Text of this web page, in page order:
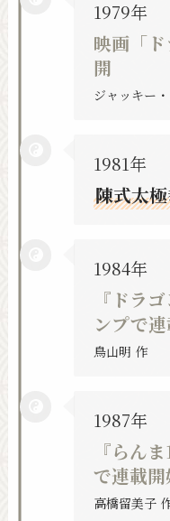
1979年
映画「
開
ジャッキー
1981年
陳式太
1984年
『ドラ
ンプで
鳥山明 作
1987年
『らん
で連載開
高橋留美子